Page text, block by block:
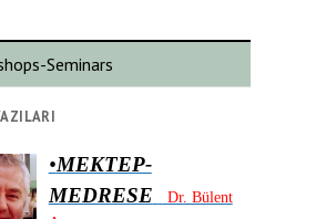
Seminars
•MEKTEP-
MEDRESE
Dr. Bülent